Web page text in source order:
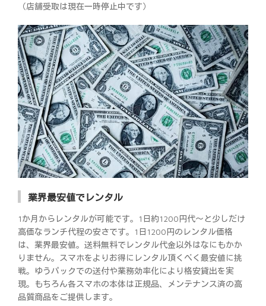
（店舗受取は現在一時停止中です）
業界最安値でレンタル
1か月からレンタルが可能です。1日約1200円代～と少しだけ
高価なランチ代程の安さです。1日1200円のレンタル価格
は、業界最安値。送料無料でレンタル代金以外はなにもかか
りません。スマホをよりお得にレンタル頂くべく最安値に挑
戦。ゆうパックでの送付や業務効率化により格安貸出を実
現。もちろん各スマホの本体は正規品、メンテナンス済の高
品質商品をご提供します。